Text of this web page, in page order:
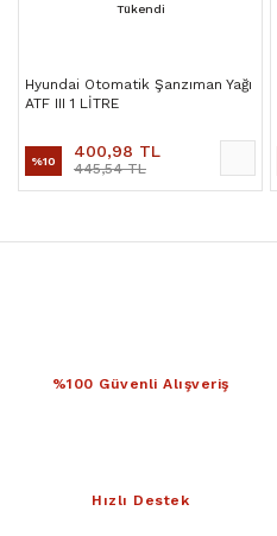
Tükendi
Hyundai Otomatik Şanzıman Yağı
ATF III 1 LİTRE
%10 400,98 TL
445,54 TL
%100 Güvenli Alışveriş
Hızlı Destek